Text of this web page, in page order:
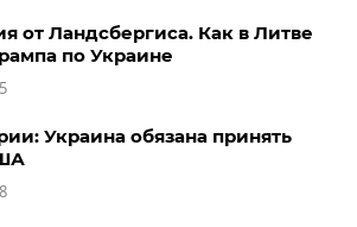
от Ландсбергиса. Как в Литве
по Украине
Украина обязана принять